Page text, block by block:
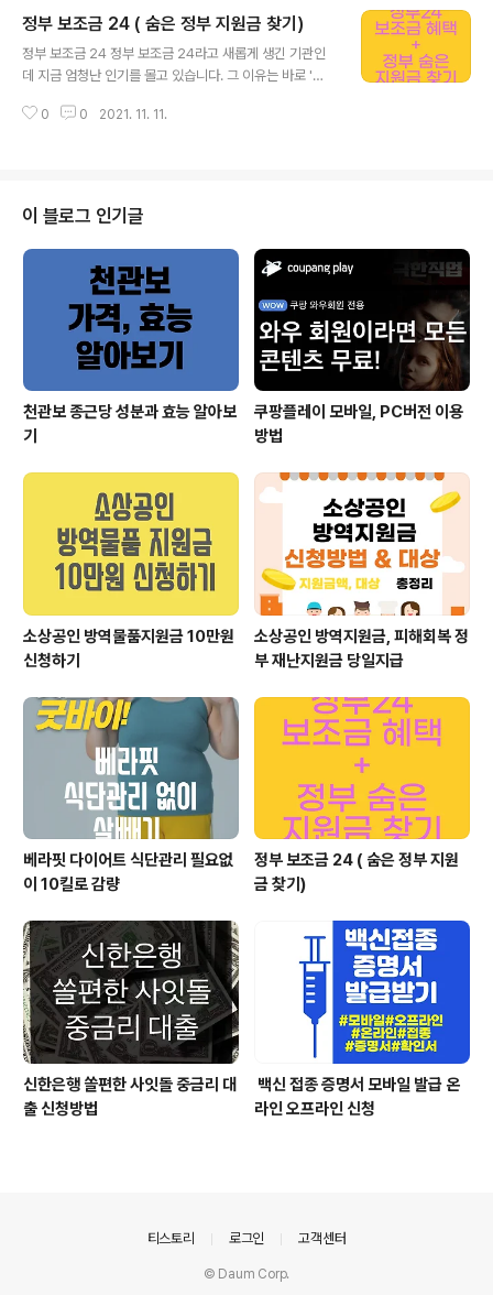
별융자' 신청이 29일부터 시작되었습니다. 지난 28일 중
소벤처기업부는 "손실보상 비대상업종에 대해 한사람당
1%의 초저금리로 2000만원까지 대출해준다고 밝혔습니
해 드리도록 하겠습니다. ▶2021 소상공인 대출 특별융자
정부 보조금 24 ( 숨은 정부 지원금 찾기)
정부 보조금 24 정부 보조금 24라고 새롭게 생긴 기관인
데 지금 엄청난 인기를 몰고 있습니다. 그 이유는 바로 '숨
기에 꼭 관심을 갖고 찾아보기실 추천합니다. ▼정부 보조
이도 많은 사람들 사이트를 이용하면서 수많은 보조금을
받아갔지만 아직도 모르시는 분들이 많습니다. 지금 당장
정부 보조금24에서 해당하는 보조금을 받으시길 바랍니
다. ♨코로나 실시간 확진자 + 이동경로 코로나 라이브 |
실시간 코로나 현황 국내/세계 코로나 확진자수를 실시간
으로 집계하여 제공합니다 corona-li..
0 0 2021. 11. 11.
이 블로그 인기글
천관보 종근당 성분과 효능 알아보
기
쿠팡플레이 모바일, PC버전 이용
방법
소상공인 방역물품지원금 10만원
신청하기
소상공인 방역지원금, 피해회복 정
부 재난지원금 당일지급
베라핏 다이어트 식단관리 필요없
이 10킬로 감량
정부 보조금 24 ( 숨은 정부 지원
금 찾기)
신한은행 쏠편한 사잇돌 중금리 대
출 신청방법
백신 접종 증명서 모바일 발급 온
라인 오프라인 신청
티스토리 로그인 고객센터
© Daum Corp.